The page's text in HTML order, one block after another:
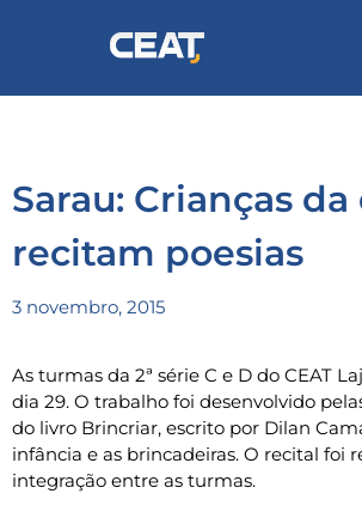
Sarau: Crianças
recitam poesias
3 novembro, 2015
As turmas da 2ª série C e D do CEAT
dia 29. O trabalho foi desenvolvido
do livro Brincriar, escrito por Dilan
infância e as brincadeiras. O recital
integração entre as turmas.